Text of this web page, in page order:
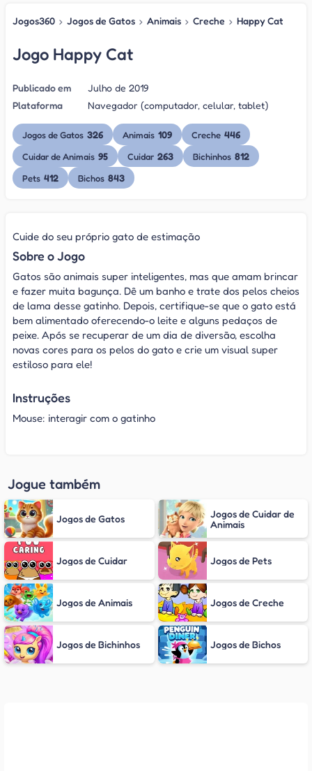
Jogos360 › Jogos de Gatos › Animais › Creche › Happy Cat
Jogo Happy Cat
Publicado em
Julho de 2019
Plataforma
Navegador (computador, celular, tablet)
Jogos de Gatos 326 Animais 109 Creche 446
Cuidar de Animais 95 Cuidar 263 Bichinhos 812
Pets 412 Bichos 843
Cuide do seu próprio gato de estimação
Sobre o Jogo
Gatos são animais super inteligentes, mas que amam brincar
e fazer muita bagunça. Dê um banho e trate dos pelos cheios
de lama desse gatinho. Depois, certifique-se que o gato está
bem alimentado oferecendo-o leite e alguns pedaços de
peixe. Após se recuperar de um dia de diversão, escolha
novas cores para os pelos do gato e crie um visual super
estiloso para ele!
Instruções
Mouse: interagir com o gatinho
Jogue também
Jogos de Gatos
Jogos de Cuidar de
Animais
Jogos de Cuidar Jogos de Pets
Jogos de Animais Jogos de Creche
Jogos de Bichinhos Jogos de Bichos